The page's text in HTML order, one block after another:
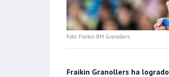
Foto: Fraikin BM Granollers
Fraikin Granollers ha